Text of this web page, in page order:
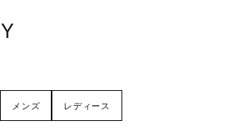
メンズ レディース